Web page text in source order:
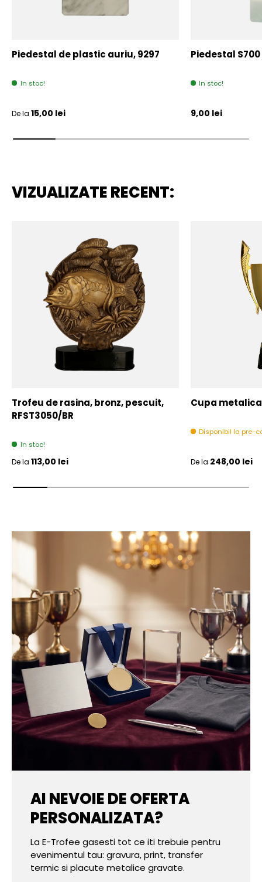
Piedestal de plastic auriu, 9297
In stoc!
Pret initial
De la 15,00 lei
Piedestal S700
In stoc!
Pret initial
9,00 lei
VIZUALIZATE RECENT:
Trofeu de rasina, bronz, pescuit,
RFST3050/BR
In stoc!
Pret initial
De la 113,00 lei
Cupa
Disponibil la pre-
Pret initial
De la 248,00 lei
AI NEVOIE DE OFERTA
PERSONALIZATA?
La E-Trofee gasesti tot ce iti trebuie pentru
evenimentul tau: gravura, print, transfer
termic si placute metalice gravate.